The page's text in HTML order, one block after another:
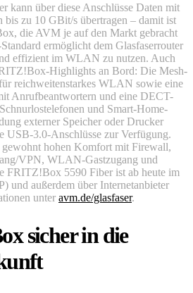
kann über diese Anschlüsse Daten mit
zu 10 GBit/s übertragen – damit ist
die AVM je auf den Markt gebracht
ermöglicht dem Glasfaserrouter
effizient im WLAN zu nutzen. Auch
Highlights an Bord: Die Mesh-
reichweitenstarkes WLAN sowie eine
Anrufbeantwortern und eine DECT-
und Smart-Home-
externer Speicher oder Drucker
USB-3.0-Anschlüsse zur Verfügung.
hohen Komfort mit Firewall,
VPN, WLAN-Gastzugang und
FRITZ!Box 5590 Fiber ist ab heute im
und außerdem über Internetanbieter
unter avm.de/glasfaser.
sicher in die